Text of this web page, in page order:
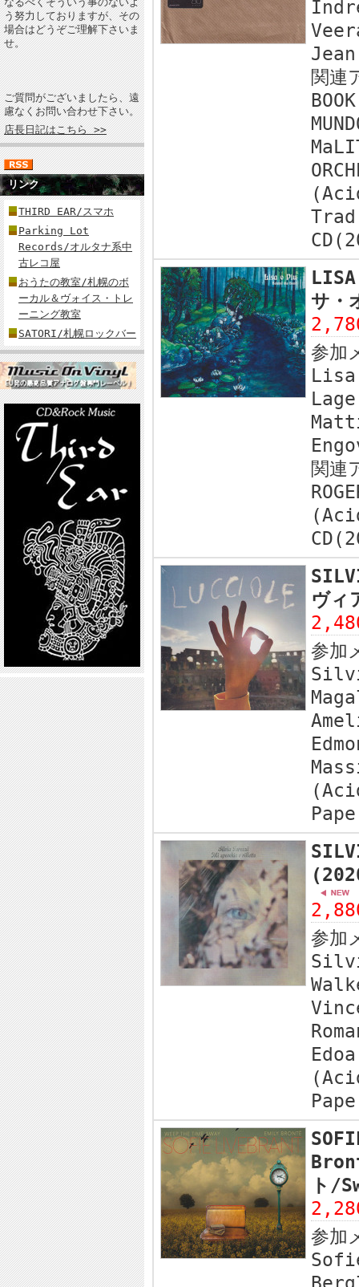
う努力しておりますが、その
場合はどうぞご理解下さいま
せ。
ご質問がございましたら、遠
慮なくお問い合わせ下さい。
店長日記はこちら >>
リンク
THIRD EAR/スマホ
Parking Lot
Records/オルタナ系中
古レコ屋
おうたの教室/札幌のボ
ーカル＆ヴォイス・トレ
ーニング教室
SATORI/札幌ロックバー
関連
サ・
参加
関連
ヴ
参加
参加
ト/
参加